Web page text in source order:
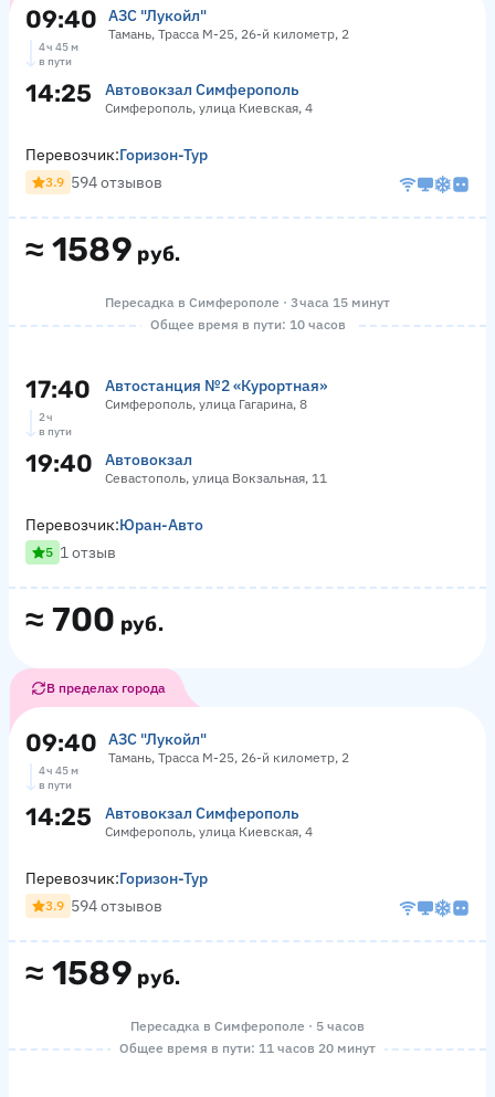
09:40 АЗС "Лукойл"
Тамань, Трасса М-25, 26-й километр, 2
4 ч 45 м
в пути
14:25 Автовокзал Симферополь
Симферополь, улица Киевская, 4
≈ 1589 руб.
Перевозчик:Горизон-Тур
3.9 594 отзывов
Пересадка в Симферополе · 3 часа 15 минут
Общее время в пути: 10 часов
17:40 Автостанция №2 «Курортная»
Симферополь, улица Гагарина, 8
2 ч
в пути
19:40 Автовокзал
Севастополь, улица Вокзальная, 11
≈ 700 руб.
Перевозчик:Юран-Авто
5 1 отзыв
В пределах города
09:40 АЗС "Лукойл"
Тамань, Трасса М-25, 26-й километр, 2
4 ч 45 м
в пути
14:25 Автовокзал Симферополь
Симферополь, улица Киевская, 4
≈ 1589 руб.
Перевозчик:Горизон-Тур
3.9 594 отзывов
Пересадка в Симферополе · 5 часов
Общее время в пути: 11 часов 20 минут